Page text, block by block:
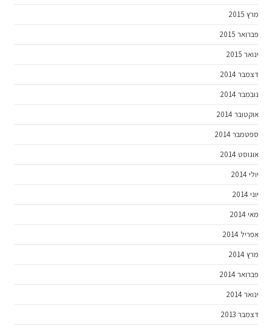
מרץ 2015
פברואר 2015
ינואר 2015
דצמבר 2014
נובמבר 2014
אוקטובר 2014
ספטמבר 2014
אוגוסט 2014
יולי 2014
יוני 2014
מאי 2014
אפריל 2014
מרץ 2014
פברואר 2014
ינואר 2014
דצמבר 2013